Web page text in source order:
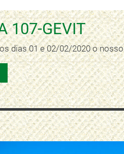
107-GEVIT
dias 01 e 02/02/2020 o